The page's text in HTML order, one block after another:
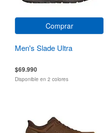
Comprar
Men's Slade Ultra
$69.990
Disponible en 2 colores